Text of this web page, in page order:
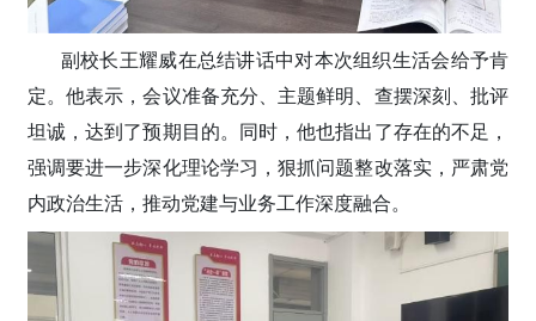
副校长王耀威在总结讲话中对本次组织生活会给予肯
定。他表示，会议准备充分、主题鲜明、查摆深刻、批评
坦诚，达到了预期目的。同时，他也指出了存在的不足，
强调要进一步深化理论学习，狠抓问题整改落实，严肃党
内政治生活，推动党建与业务工作深度融合。